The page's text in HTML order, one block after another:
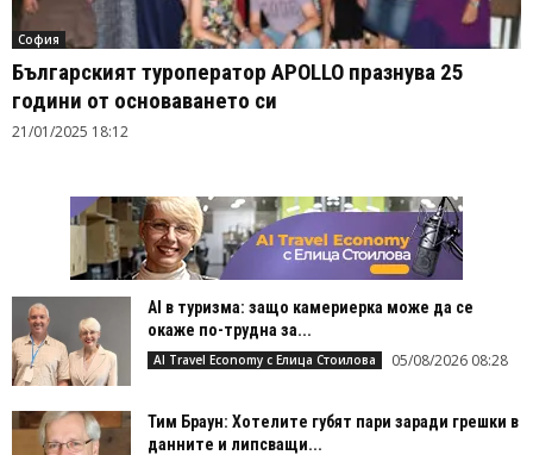
София
Българският туроператор APOLLO празнува 25
години от основаването си
21/01/2025 18:12
AI в туризма: защо камериерка може да се
окаже по-трудна за...
AI Travel Economy с Елица Стоилова 05/08/2026 08:28
Тим Браун: Хотелите губят пари заради грешки в
данните и липсващи...